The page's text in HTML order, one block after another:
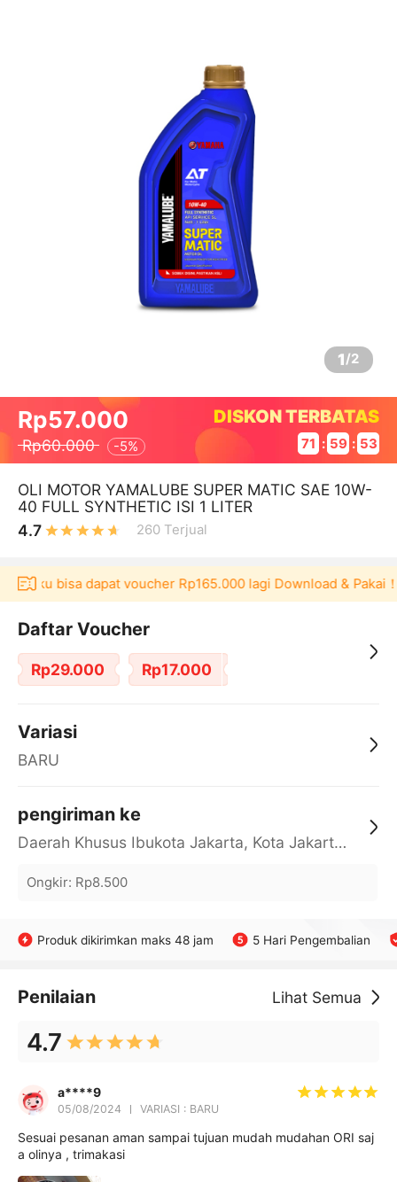
1/2
Rp57.000
Rp60.000 -5%
DISKON TERBATAS
71 : 59 : 53
￼OLI MOTOR YAMALUBE SUPER MATIC SAE 10W-
40 FULL SYNTHETIC ISI 1 LITER
4.7
260 Terjual
bisa dapat voucher Rp165.000 lagi Download & Pakai！
Daftar Voucher
Rp29.000 Rp17.000
Variasi
BARU
pengiriman ke
Daerah Khusus Ibukota Jakarta, Kota Jakarta Barat, Cengkareng, yy
Ongkir: Rp8.500
Produk dikirimkan maks 48 jam 5 Hari Pengembalian
Penilaian Lihat Semua
4.7
a****9
05/08/2024 VARIASI : BARU
Sesuai pesanan aman sampai tujuan mudah mudahan ORI saj
a olinya , trimakasi